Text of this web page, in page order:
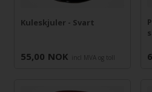
Kuleskjuler - Svart
55,00 NOK incl MVA og toll